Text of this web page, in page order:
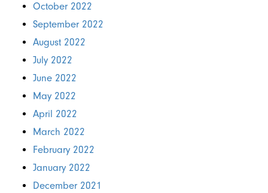
October 2022
September 2022
August 2022
July 2022
June 2022
May 2022
April 2022
March 2022
February 2022
January 2022
December 2021